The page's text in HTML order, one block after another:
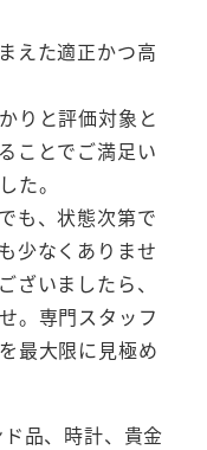
えた適正かつ高
りと評価対象と
ことでご満足い
た。
も、状態次第で
少なくありませ
ざいましたら、
。専門スタッフ
最大限に見極め
品、時計、貴金